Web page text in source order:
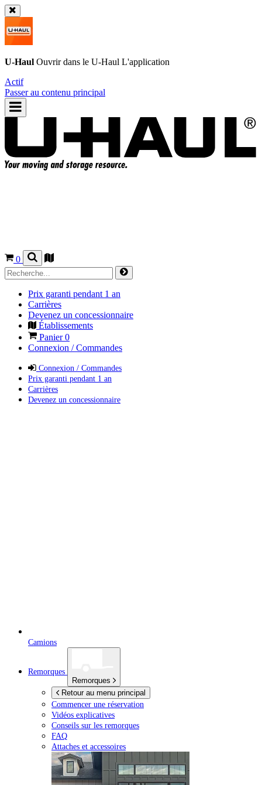
U-Haul Ouvrir dans le U-Haul L'application
Actif
Passer au contenu principal
0
Prix garanti pendant 1 an
Carrières
Devenez un concessionnaire
Établissements
Panier0
Connexion / Commandes
Connexion / Commandes
Prix garanti pendant 1 an
Carrières
Devenez un concessionnaire
Camions
Remorques
Remorques
Retour au menu principal
Commencer une réservation
Vidéos explicatives
Conseils sur les remorques
FAQ
Attaches et accessoires